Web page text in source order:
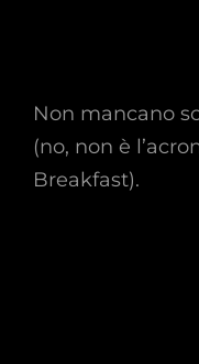
Non mancano
(no, non è
Breakfast).